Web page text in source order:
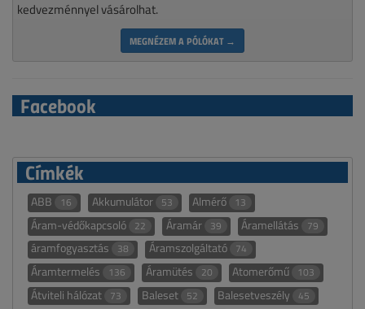
kedvezménnyel vásárolhat.
MEGNÉZEM A PÓLÓKAT →
Facebook
Címkék
ABB 16 Akkumulátor 53 Almérő 13
Áram-védőkapcsoló 22 Áramár 39 Áramellátás 79
áramfogyasztás 38 Áramszolgáltató 74
Áramtermelés 136 Áramütés 20 Atomerőmű 103
Átviteli hálózat 73 Baleset 52 Balesetveszély 45